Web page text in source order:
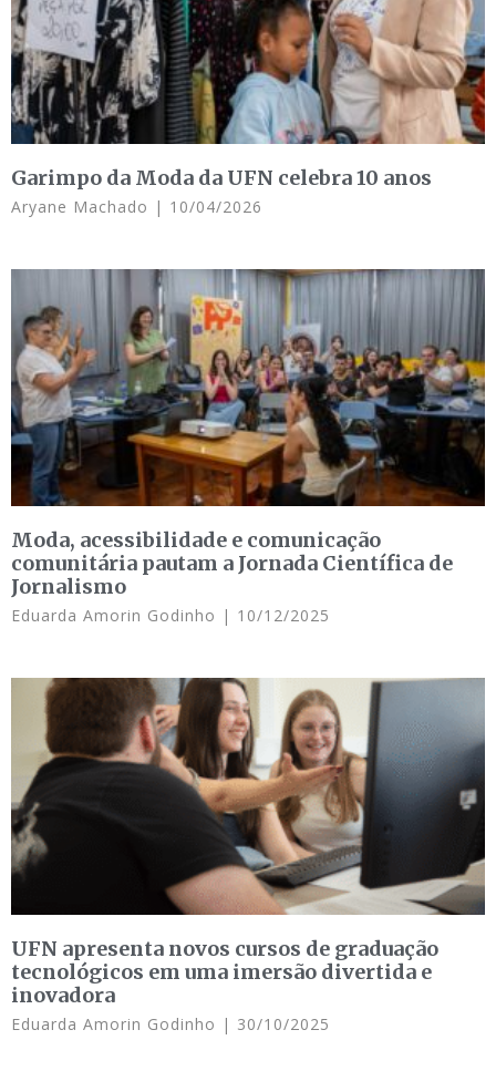
Garimpo da Moda da UFN celebra 10 anos
Aryane Machado 10/04/2026
Moda, acessibilidade e comunicação
comunitária pautam a Jornada Científica de
Jornalismo
Eduarda Amorin Godinho 10/12/2025
UFN apresenta novos cursos de graduação
tecnológicos em uma imersão divertida e
inovadora
Eduarda Amorin Godinho 30/10/2025